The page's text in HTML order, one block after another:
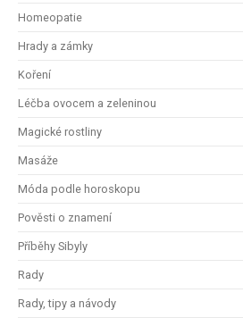
Homeopatie
Hrady a zámky
Koření
Léčba ovocem a zeleninou
Magické rostliny
Masáže
Móda podle horoskopu
Pověsti o znamení
Příběhy Sibyly
Rady
Rady, tipy a návody